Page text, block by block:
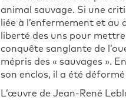
animal sauvage. Si une
liée à l’enfermement et au
liberté des uns pour
conquête sanglante de
mépris des « sauvages ».
son enclos, il a été
L’œuvre de Jean-René